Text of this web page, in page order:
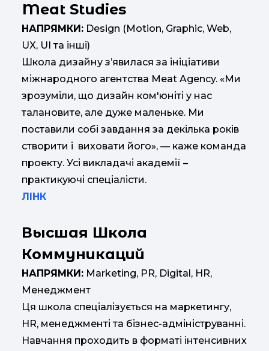
Meat Studies
НАПРЯМКИ: Design (Motion, Graphic, Web,
UX, UI та інші)
Школа дизайну з’явилася за ініціативи
міжнародного агентства Meat Agency. «Ми
зрозуміли, що дизайн ком'юніті у нас
талановите, але дуже маленьке. Ми
поставили собі завдання за декілька років
створити і виховати його», — каже команда
проекту. Усі викладачі академії –
практикуючі спеціалісти.
ЛІНК
Высшая Школа
Коммуникаций
НАПРЯМКИ: Marketing, PR, Digital, HR,
Менеджмент
Ця школа спеціалізується на маркетингу,
HR, менеджменті та бізнес-адмініструванні.
Навчання проходить в форматі інтенсивних